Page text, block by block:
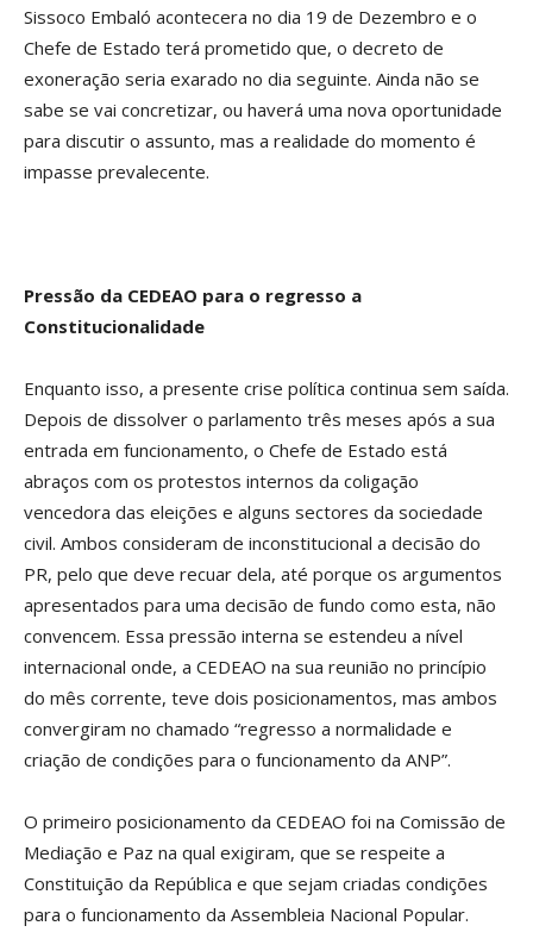
Sissoco Embaló acontecera no dia 19 de Dezembro e o
Chefe de Estado terá prometido que, o decreto de
exoneração seria exarado no dia seguinte. Ainda não se
sabe se vai concretizar, ou haverá uma nova oportunidade
para discutir o assunto, mas a realidade do momento é
impasse prevalecente.
Pressão da CEDEAO para o regresso a
Constitucionalidade
Enquanto isso, a presente crise política continua sem saída.
Depois de dissolver o parlamento três meses após a sua
entrada em funcionamento, o Chefe de Estado está
abraços com os protestos internos da coligação
vencedora das eleições e alguns sectores da sociedade
civil. Ambos consideram de inconstitucional a decisão do
PR, pelo que deve recuar dela, até porque os argumentos
apresentados para uma decisão de fundo como esta, não
convencem. Essa pressão interna se estendeu a nível
internacional onde, a CEDEAO na sua reunião no princípio
do mês corrente, teve dois posicionamentos, mas ambos
convergiram no chamado “regresso a normalidade e
criação de condições para o funcionamento da ANP”.
O primeiro posicionamento da CEDEAO foi na Comissão de
Mediação e Paz na qual exigiram, que se respeite a
Constituição da República e que sejam criadas condições
para o funcionamento da Assembleia Nacional Popular.